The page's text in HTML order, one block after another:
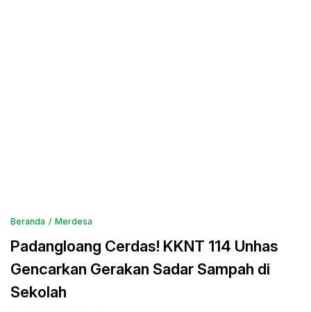
Beranda Merdesa
Padangloang Cerdas! KKNT 114 Unhas
Gencarkan Gerakan Sadar Sampah di
Sekolah